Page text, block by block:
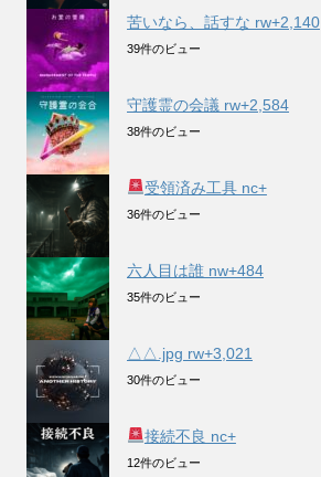
苦いなら、話すな rw+2,140
39件のビュー
守護霊の会議 rw+2,584
38件のビュー
受領済み工具 nc+
36件のビュー
六人目は誰 nw+484
35件のビュー
△△.jpg rw+3,021
30件のビュー
接続不良 nc+
12件のビュー